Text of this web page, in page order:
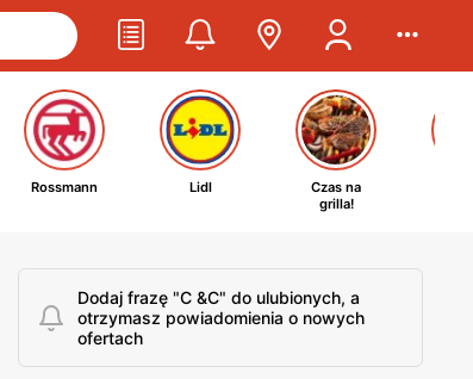
Rossmann Lidl
Czas na
grilla!
Dodaj frazę "C &C" do ulubionych, a
otrzymasz powiadomienia o nowych
ofertach